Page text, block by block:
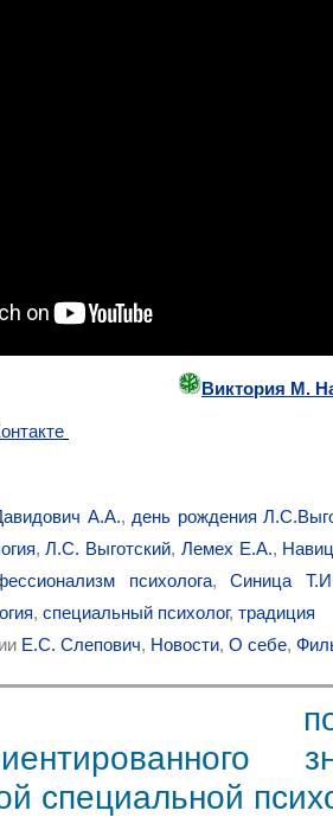
Виктория М.
А.А., день рождения
,Л.С. Выготский, Лемех Е.А.,
психолога,Синица
, специальный психолог, традиция
Е.С. Слепович, Новости, О себе,
специальной